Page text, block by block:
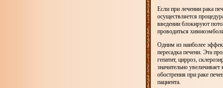
Если при лечении рака
осуществляется
введении блокируют
проводиться
Одним из наиболее
пересадка печени. Эта
гепатит, цирроз,
значительно
обострения при раке
пациента.